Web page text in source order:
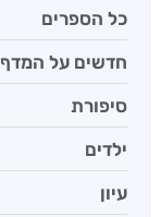
כל הספרים
חדשים על המדף
סיפורת
ילדים
עיון